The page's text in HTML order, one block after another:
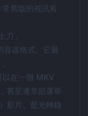
舊版的視訊剪
」
器格式。它最
以在一個 MKV
甚至連章節選單
影片、藍光轉錄